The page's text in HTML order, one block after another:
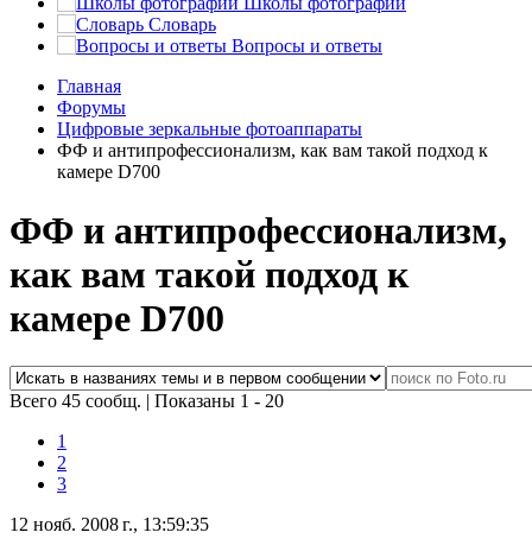
Словарь
Вопросы и ответы
Главная
Форумы
Цифровые зеркальные фотоаппараты
ФФ и антипрофессионализм, как вам такой подход к
камере D700
ФФ и антипрофессионализм,
как вам такой подход к
камере D700
Всего 45 сообщ. | Показаны 1 - 20
1
2
3
12 нояб. 2008 г., 13:59:35